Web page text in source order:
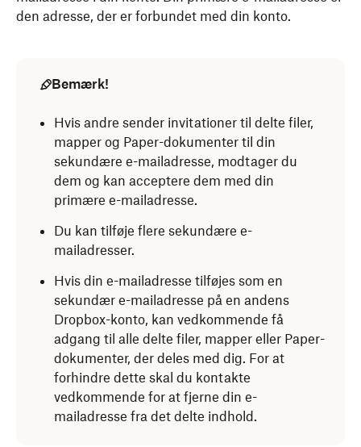
den adresse, der er forbundet med din konto.
Bemærk!
Hvis andre sender invitationer til delte filer,
mapper og Paper-dokumenter til din
sekundære e-mailadresse, modtager du
dem og kan acceptere dem med din
primære e-mailadresse.
Du kan tilføje flere sekundære e-
mailadresser.
Hvis din e-mailadresse tilføjes som en
sekundær e-mailadresse på en andens
Dropbox-konto, kan vedkommende få
adgang til alle delte filer, mapper eller Paper-
dokumenter, der deles med dig. For at
forhindre dette skal du kontakte
vedkommende for at fjerne din e-
mailadresse fra det delte indhold.